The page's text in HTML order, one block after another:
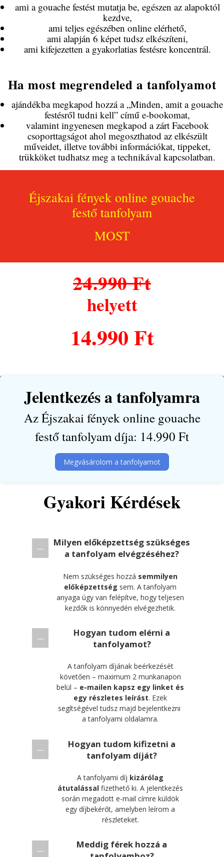
ami a gouache festést mutatja be, egészen az alapoktól
kezdve,
ami teljes egészében online elérhető,
ami alapján 6 képet tudsz elkészíteni,
ami kifejezetten a gyakorlatias festésre koncentrál.
Ha most megrendeled a tanfolyamot
ajándékba megkapod hozzá a „Minden, amit a gouache
festésről tudni kell” című e-bookomat,
valamint ingyenesen megkapod a zárt Facebook
csoporttagságot ahol megoszthatod az elkészült
műveidet, illetve további információkat, tippeket,
trükköket tudhatsz meg a technikával kapcsolatban.
Éjszakai fények online gouache
festő tanfolyam
MOST
24.990 Ft
helyett
14.990 Ft
Jelentkezés a tanfolyamra
Az Éjszakai fények online gouache
festő tanfolyam díja: 14.990 Ft
Megvásárolom a tanfolyamot
Gyakori Kérdések
Milyen előképzettség szükséges
a tanfolyam elvégzéséhez?
Nem szükséges hozzá semmilyen
előképzettség sem. A tanfolyam
anyaga úgy van felépítve, hogy teljesen
kezdők is könnyedén elvégezhetik.
Hogyan tudom elérni a
tanfolyamot?
A tanfolyam díjának beérkezését
követően – maximum 2 munkanapon
belül – e-mailen kapsz egy linket és
egy részletes leírást. Ezek
segítségével tudsz majd bejelentkezni
a tanfolyami oldalamra.
Hogyan tudom kifizetni a
tanfolyam díját?
A tanfolyami díj kizárólag
átutalással fizethető ki. A jelentkezés
során megadott e-mail címre küldök
egy díjbekérőt, amelyben leírom a
részleteket.
Meddig férek hozzá a